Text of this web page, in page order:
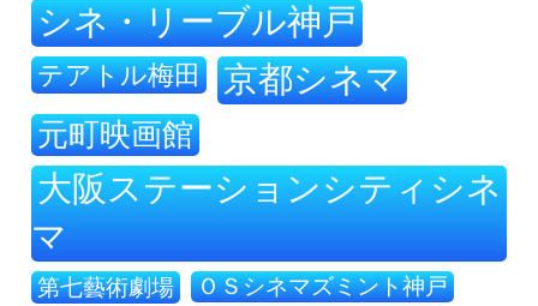
シネ・リーブル神戸
テアトル梅田 京都シネマ
元町映画館
大阪ステーションシティシネ
マ
第七藝術劇場 ＯＳシネマズミント神戸